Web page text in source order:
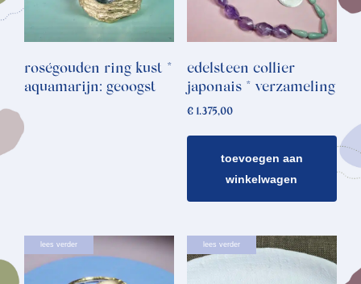
roségouden ring kust *
aquamarijn: geoogst
edelsteen collier
japonais * verzameling
€1.375,00
toevoegen aan
winkelwagen
lees verder lees verder